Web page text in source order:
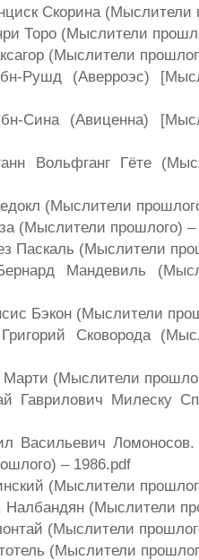
Скорина (Мыслители
Торо (Мыслители
(Мыслители
Рушд (Аверроэс)
Сина (Авиценна)
Вольфганг Гёте
(Мыслители
(Мыслители прошлого) –
Паскаль (Мыслители
Мандевиль
Бэкон (Мыслители
Сковорода
(Мыслители
Гаврилович Милеску
Васильевич
– 1986.pdf
(Мыслители
(Мыслители
(Мыслители
(Мыслители